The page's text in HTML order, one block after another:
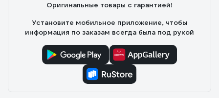
Оригинальные товары с гарантией!
Установите мобильное приложение, чтобы
информация по заказам всегда была под рукой